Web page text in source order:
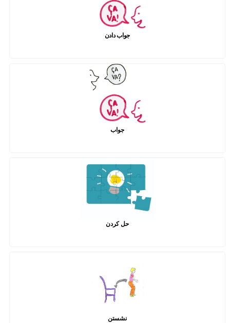
جواب دادن
جواب
حل کردن
نشستن